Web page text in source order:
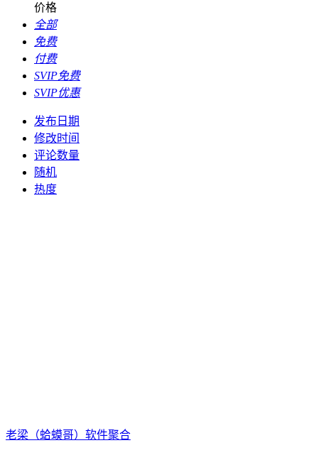
价格
全部
免费
付费
SVIP免费
SVIP优惠
发布日期
修改时间
评论数量
随机
热度
老梁（蛤蟆哥） 软件聚合